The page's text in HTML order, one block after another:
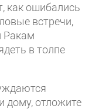
как ошибались
встречи,
Ракам
в толпе
дому, отложите